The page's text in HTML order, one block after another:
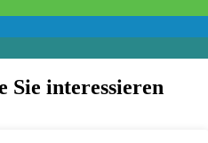
Sie interessieren